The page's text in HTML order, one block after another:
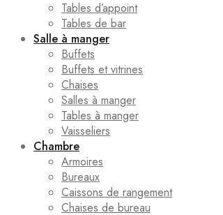
Tables d’appoint
Tables de bar
Salle à manger
Buffets
Buffets et vitrines
Chaises
Salles à manger
Tables à manger
Vaisseliers
Chambre
Armoires
Bureaux
Caissons de rangement
Chaises de bureau